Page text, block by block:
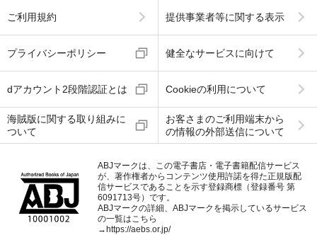
ご利用規約 提供事業者等に関する表示
プライバシーポリシー 健全なサービスに向けて
dアカウント2段階認証とは Cookieの利用について
海賊版に関する取り組みに
ついて
お客さまのご利用端末から
の情報の外部送信について
ABJマークは、この電子書店・電子書籍配信サービス
が、著作権者からコンテンツ使用許諾を得た正規版配
信サービスであることを示す登録商標（登録番号 第
6091713号）です。
ABJマークの詳細、ABJマークを掲示しているサービス
の一覧はこちら
→https://aebs.or.jp/